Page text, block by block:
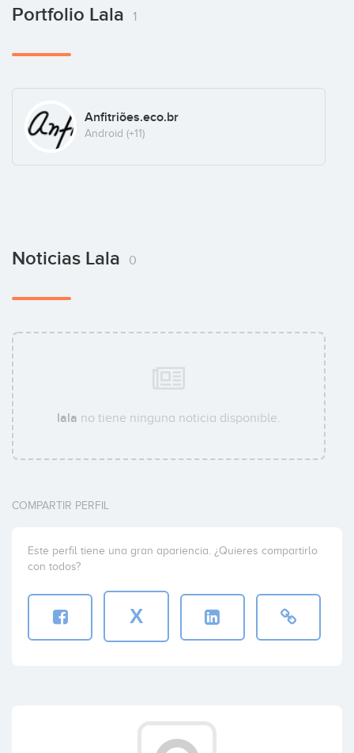
Portfolio Lala 1
Anfitriões.eco.br
Android (+11)
Noticias Lala 0
lala no tiene ninguna noticia disponible.
COMPARTIR PERFIL
Este perfil tiene una gran apariencia. ¿Quieres compartirlo
con todos?
X